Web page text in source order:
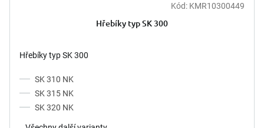
Kód: KMR10300449
Hřebíky typ SK 300
Hřebíky typ SK 300
SK 310 NK
SK 315 NK
SK 320 NK